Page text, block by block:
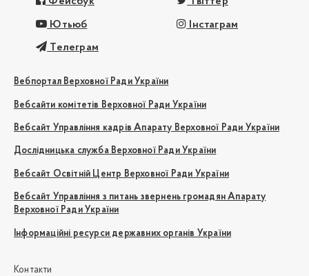
Ютьюб Інстаграм
Телеграм
Вебпортал Верховної Ради України
Вебсайти комітетів Верховної Ради України
Вебсайт Управління кадрів Апарату Верховної Ради України
Дослідницька служба Верховної Ради України
Вебсайт Освітній Центр Верховної Ради України
Вебсайт Управління з питань звернень громадян Апарату
Верховної Ради України
Інформаційні ресурси державних органів України
Контакти